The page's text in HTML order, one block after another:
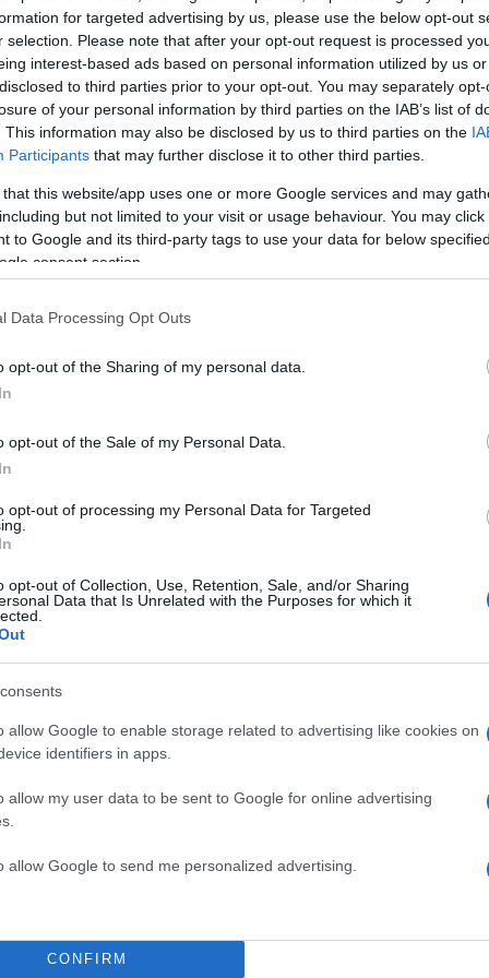
for targeted advertising by us, please use the below opt-out
selection. Please note that after your opt-out request is processed
interest-based ads based on personal information utilized by us
to third parties prior to your opt-out. You may separately
of your personal information by third parties on the IAB’s list of
This information may also be disclosed by us to third parties on the
Participants that may further disclose it to other third parties.
that this website/app uses one or more Google services and may
but not limited to your visit or usage behaviour. You may
to Google and its third-party tags to use your data for below
consent section.
Data Processing Opt Outs
opt-out of the Sharing of my personal data.
opt-out of the Sale of my Personal Data.
opt-out of processing my Personal Data for Targeted
opt-out of Collection, Use, Retention, Sale, and/or Sharing
Data that Is Unrelated with the Purposes for which it
allow Google to enable storage related to advertising like cookies on
identifiers in apps.
allow my user data to be sent to Google for online advertising
allow Google to send me personalized advertising.
CONFIRM
-
σε
από το
Μάχη με τις